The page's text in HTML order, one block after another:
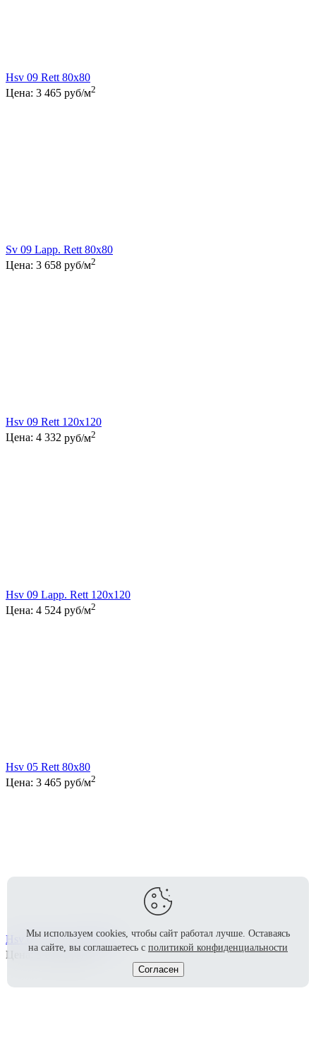
Hsv 09 Rett 80x80
Цена: 3 465 руб/м2
Sv 09 Lapp. Rett 80x80
Цена: 3 658 руб/м2
Hsv 09 Rett 120x120
Цена: 4 332 руб/м2
Hsv 09 Lapp. Rett 120x120
Цена: 4 524 руб/м2
Hsv 05 Rett 80x80
Цена: 3 465 руб/м2
Hsv 05 Lapp. Rett 80x80
Цена:
руб/м 2
Мы используем cookies, чтобы сайт работал лучше. Оставаясь
на сайте, вы соглашаетесь с политикой конфиденциальности
Согласен